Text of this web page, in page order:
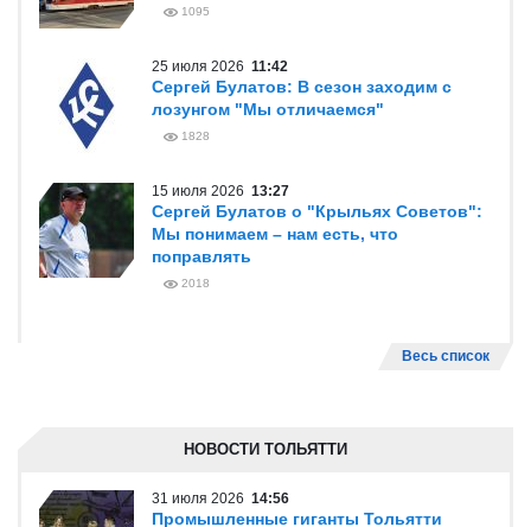
1095
25 июля 2026 11:42
Сергей Булатов: В сезон заходим с
лозунгом "Мы отличаемся"
1828
15 июля 2026 13:27
Сергей Булатов о "Крыльях Советов":
Мы понимаем – нам есть, что
поправлять
2018
Весь список
НОВОСТИ ТОЛЬЯТТИ
31 июля 2026 14:56
Промышленные гиганты Тольятти